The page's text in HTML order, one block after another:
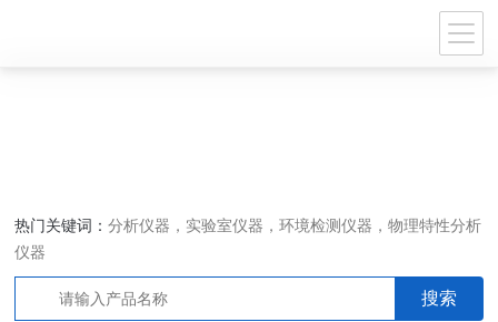
热门关键词：分析仪器，实验室仪器，环境检测仪器，物理特性分析
仪器